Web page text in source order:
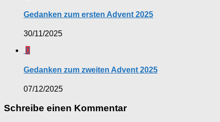
Gedanken zum ersten Advent 2025
30/11/2025
0
Gedanken zum zweiten Advent 2025
07/12/2025
Schreibe einen Kommentar